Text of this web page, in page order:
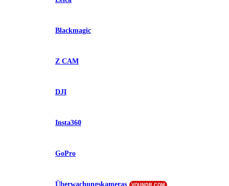
Blackmagic
Z CAM
DJI
Insta360
GoPro
Überwachungskameras